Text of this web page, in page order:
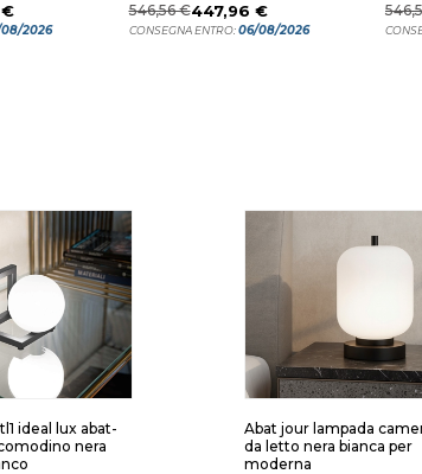
€
2026
546,56 €447,96 €
CONSEGNA ENTRO:06/08/2026
ideal lux abat-
nera
Abat jour lampada
da letto nera bianca per
moderna